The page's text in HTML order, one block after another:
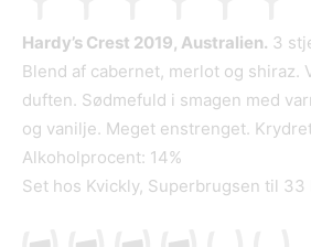
Hardy’s Crest 2019, Australien. 3
Blend af cabernet, merlot og shiraz.
duften. Sødmefuld i smagen med
og vanilje. Meget enstrenget.
Alkoholprocent: 14%
Set hos Kvickly, Superbrugsen til